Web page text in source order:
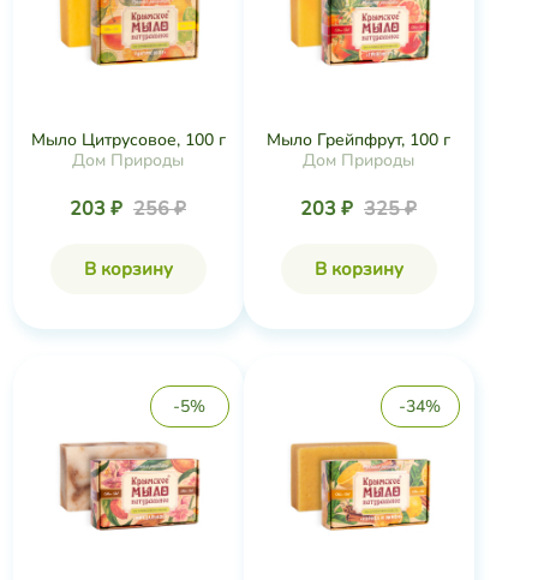
Мыло Цитрусовое, 100 г
Дом Природы
203 ₽ 256 ₽
В корзину
Мыло Грейпфрут, 100 г
Дом Природы
203 ₽ 325 ₽
В корзину
-5% -34%